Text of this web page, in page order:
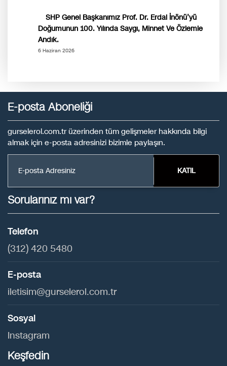
SHP Genel Başkanımız Prof. Dr. Erdal İnönü’yü
Doğumunun 100. Yılında Saygı, Minnet Ve Özlemle
Andık.
6 Haziran 2026
E-posta Aboneliği
gurselerol.com.tr üzerinden tüm gelişmeler hakkında bilgi
almak için e-posta adresinizi bizimle paylaşın.
KATIL
Sorularınız mı var?
Telefon
(312) 420 5480
E-posta
iletisim@gurselerol.com.tr
Sosyal
Instagram
Keşfedin